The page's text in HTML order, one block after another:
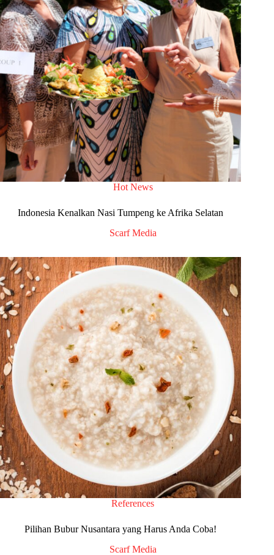
Hot News
Indonesia Kenalkan Nasi Tumpeng ke Afrika Selatan
Scarf Media
References
Pilihan Bubur Nusantara yang Harus Anda Coba!
Scarf Media